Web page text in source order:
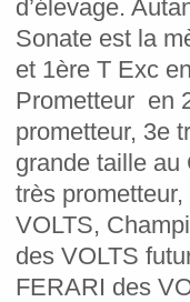
d’élevage.
Sonate est la
et 1ère T Exc
Prometteur en
prometteur, 3e
grande taille
très prometteur,
VOLTS,
des VOLTS
FERARI des